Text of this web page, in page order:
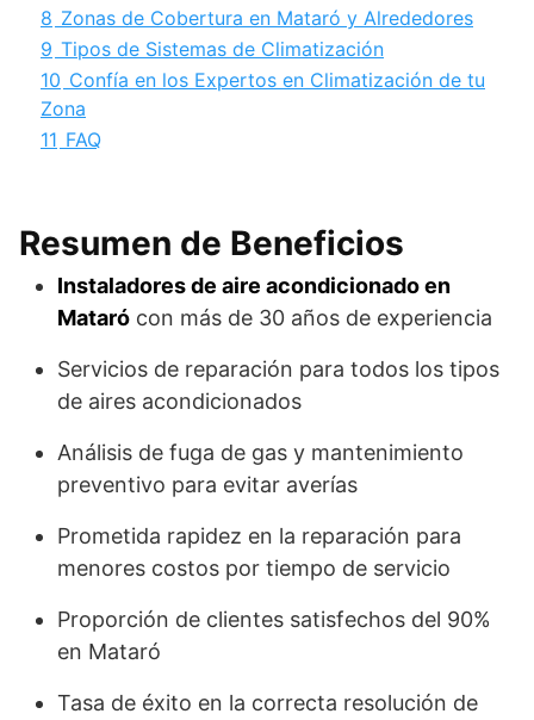
8 Zonas de Cobertura en Mataró y Alrededores
9 Tipos de Sistemas de Climatización
10 Confía en los Expertos en Climatización de tu
Zona
11 FAQ
Resumen de Beneficios
Instaladores de aire acondicionado en
Mataró con más de 30 años de experiencia
Servicios de reparación para todos los tipos
de aires acondicionados
Análisis de fuga de gas y mantenimiento
preventivo para evitar averías
Prometida rapidez en la reparación para
menores costos por tiempo de servicio
Proporción de clientes satisfechos del 90%
en Mataró
Tasa de éxito en la correcta resolución de